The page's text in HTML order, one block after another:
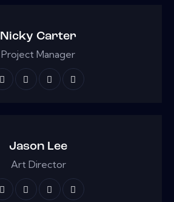
Nicky Carter
Project Manager
Jason Lee
Art Director